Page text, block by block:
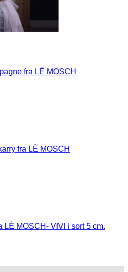
fra LÈ MOSCH
fra LÈ MOSCH
MOSCH- VIVI i sort 5 cm.